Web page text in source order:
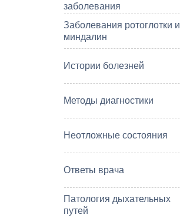
заболевания
Заболевания ротоглотки и
миндалин
Истории болезней
Методы диагностики
Неотложные состояния
Ответы врача
Патология дыхательных
путей